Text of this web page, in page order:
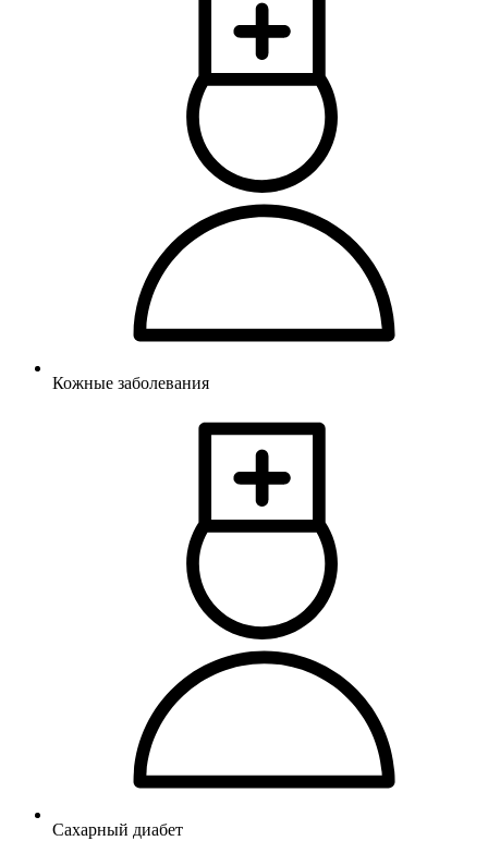
Кожные заболевания
Сахарный диабет